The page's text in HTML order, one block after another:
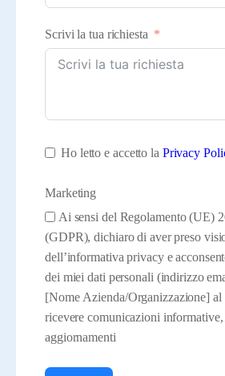
Scrivi la tua richiesta
Ho letto e accetto la Privacy
Marketing
Ai sensi del Regolamento (UE)
(GDPR), dichiaro di aver preso
dell’informativa privacy e
dei miei dati personali (indirizzo
[Nome Azienda/Organizzazione]
ricevere comunicazioni
aggiornamenti